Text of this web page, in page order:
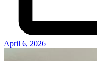
April 6, 2026